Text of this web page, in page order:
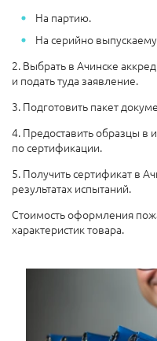
На партию.
На серийно
2. Выбрать в Ачинске
и подать туда заявление.
3. Подготовить пакет
4. Предоставить образцы в
по сертификации.
5. Получить сертификат в
результатах испытаний.
Стоимость оформления
характеристик товара.